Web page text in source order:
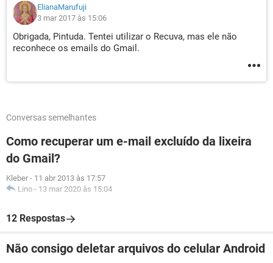
ElianaMarufuji
3 mar 2017 às 15:06
Obrigada, Pintuda. Tentei utilizar o Recuva, mas ele não
reconhece os emails do Gmail.
Conversas semelhantes
Como recuperar um e-mail excluído da lixeira
do Gmail?
Kleber - 11 abr 2013 às 17:57
Lino - 13 mar 2020 às 15:04
12 Respostas
Não consigo deletar arquivos do celular Android